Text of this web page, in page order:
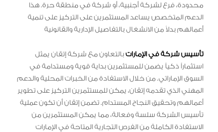
محدودة، فرع لشركة أجنبية، أو شركة في منطقة حرة. هذا
الدعم المتخصص يساعد المستثمرين على التركيز على تنمية
أعمالهم بدلاً من الانشغال بالتفاصيل الإدارية والقانونية
تأسيس شركة في الإماراتبالتعاون مع شركة إتقان يمثل
استثماراً ذكياً يضمن للمستثمرين بداية قوية ومستدامة في
السوق الإماراتي. من خلال الاستفادة من الخبرات المحلية والدعم
المهني الذي تقدمه إتقان، يمكن للمستثمرين التركيز على تطوير
أعمالهم وتحقيق النجاح المستدام. تضمن إتقان أن تكون عملية
تأسيس الشركة سلسة وفعالة، مما يمكن المستثمرين من
الاستفادة الكاملة من الفرص التجارية المتاحة في الإمارات